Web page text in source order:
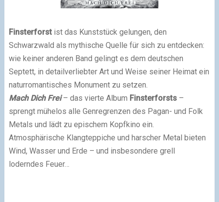
Finsterforst ist das Kunststück gelungen, den
Schwarzwald als mythische Quelle für sich zu entdecken:
wie keiner anderen Band gelingt es dem deutschen
Septett, in detailverliebter Art und Weise seiner Heimat ein
naturromantisches Monument zu setzen.
Mach Dich Frei– das vierte Album Finsterforsts–
sprengt mühelos alle Genregrenzen des Pagan- und Folk
Metals und lädt zu epischem Kopfkino ein.
Atmosphärische Klangteppiche und harscher Metal bieten
Wind, Wasser und Erde – und insbesondere grell
loderndes Feuer…